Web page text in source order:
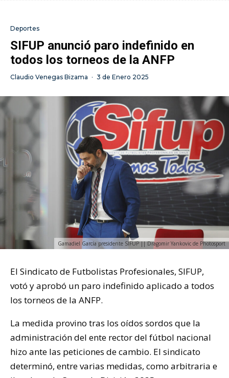
Deportes
SIFUP anunció paro indefinido en
todos los torneos de la ANFP
Claudio Venegas Bizama · 3 de Enero 2025
Gamadiel García presidente SIFUP || Dragomir Yankovic de Photosport
El Sindicato de Futbolistas Profesionales, SIFUP,
votó y aprobó un paro indefinido aplicado a todos
los torneos de la ANFP.
La medida provino tras los oídos sordos que la
administración del ente rector del fútbol nacional
hizo ante las peticiones de cambio. El sindicato
determinó, entre varias medidas, como arbitraria e